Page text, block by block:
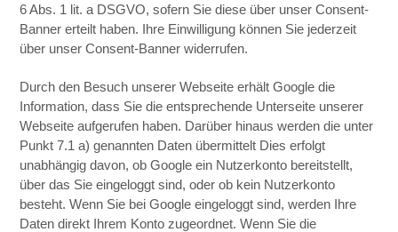
6 Abs. 1 lit. a DSGVO, sofern Sie diese über unser Consent-
Banner erteilt haben. Ihre Einwilligung können Sie jederzeit
über unser Consent-Banner widerrufen.
Durch den Besuch unserer Webseite erhält Google die
Information, dass Sie die entsprechende Unterseite unserer
Webseite aufgerufen haben. Darüber hinaus werden die unter
Punkt 7.1 a) genannten Daten übermittelt Dies erfolgt
unabhängig davon, ob Google ein Nutzerkonto bereitstellt,
über das Sie eingeloggt sind, oder ob kein Nutzerkonto
besteht. Wenn Sie bei Google eingeloggt sind, werden Ihre
Daten direkt Ihrem Konto zugeordnet. Wenn Sie die